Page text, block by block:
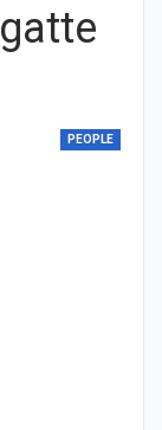
PEOPLE